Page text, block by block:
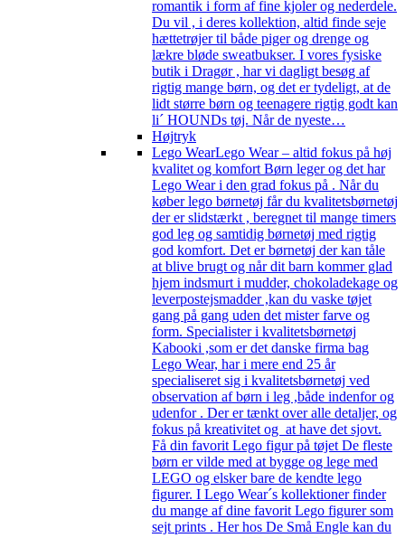
romantik i form af fine kjoler og nederdele.
Du vil , i deres kollektion, altid finde seje
hættetrøjer til både piger og drenge og
lækre bløde sweatbukser. I vores fysiske
butik i Dragør , har vi dagligt besøg af
rigtig mange børn, og det er tydeligt, at de
lidt større børn og teenagere rigtig godt kan
li´ HOUNDs tøj. Når de nyeste…
Højtryk
Lego WearLego Wear – altid fokus på høj
kvalitet og komfort Børn leger og det har
Lego Wear i den grad fokus på . Når du
køber lego børnetøj får du kvalitetsbørnetøj
der er slidstærkt , beregnet til mange timers
god leg og samtidig børnetøj med rigtig
god komfort. Det er børnetøj der kan tåle
at blive brugt og når dit barn kommer glad
hjem indsmurt i mudder, chokoladekage og
leverpostejsmadder ,kan du vaske tøjet
gang på gang uden det mister farve og
form. Specialister i kvalitetsbørnetøj
Kabooki ,som er det danske firma bag
Lego Wear, har i mere end 25 år
specialiseret sig i kvalitetsbørnetøj ved
observation af børn i leg ,både indenfor og
udenfor . Der er tænkt over alle detaljer, og
fokus på kreativitet og at have det sjovt.
Få din favorit Lego figur på tøjet De fleste
børn er vilde med at bygge og lege med
LEGO og elsker bare de kendte lego
figurer. I Lego Wear´s kollektioner finder
du mange af dine favorit Lego figurer som
sejt prints . Her hos De Små Engle kan du